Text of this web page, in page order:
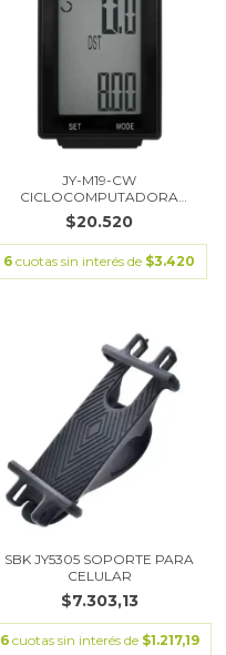
JY-M19-CW
CICLOCOMPUTADORA
WIRELESS SBK
$20.520
6 cuotas sin interés de $3.420
SBK JY5305 SOPORTE PARA
CELULAR
$7.303,13
6 cuotas sin interés de $1.217,19